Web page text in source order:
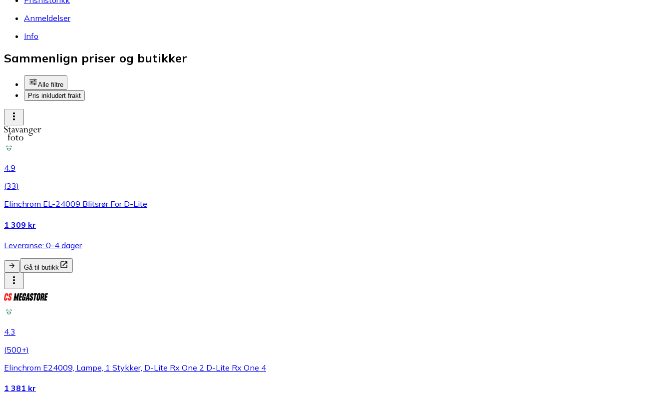
Anmeldelser
Info
Sammenlign priser og butikker
Alle filtre
Pris inkludert frakt
4.9
(33)
Elinchrom EL-24009 Blitsrør For D-Lite
1 309 kr
Leveranse: 0-4 dager
Gå til butikk
4.3
(500+)
Elinchrom E24009, Lampe, 1 Stykker, D-Lite Rx One 2 D-Lite Rx One 4
1 381 kr